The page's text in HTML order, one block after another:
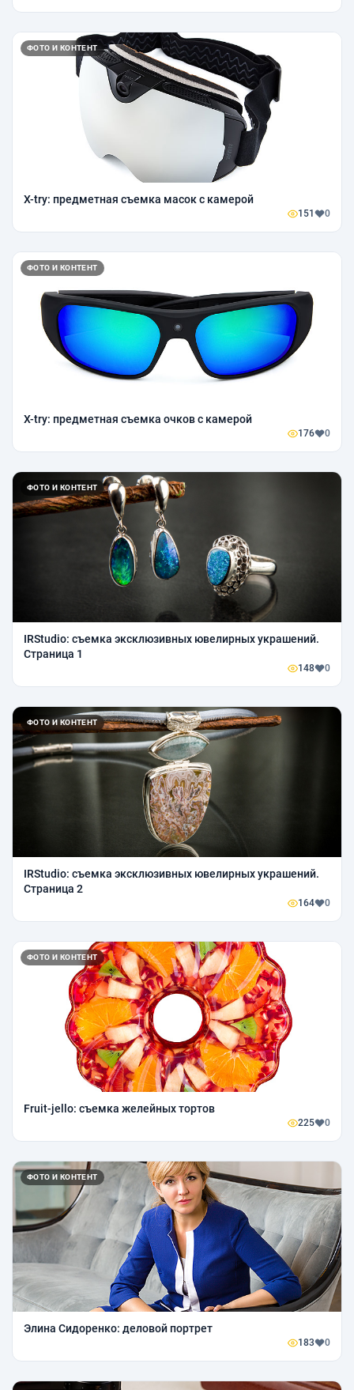
ФОТО И КОНТЕНТ
X-try: предметная съемка масок с камерой
151 0
ФОТО И КОНТЕНТ
X-try: предметная съемка очков с камерой
176 0
ФОТО И КОНТЕНТ
IRStudio: съемка эксклюзивных ювелирных украшений.
Страница 1
148 0
ФОТО И КОНТЕНТ
IRStudio: съемка эксклюзивных ювелирных украшений.
Страница 2
164 0
ФОТО И КОНТЕНТ
Fruit-jello: съемка желейных тортов
225 0
ФОТО И КОНТЕНТ
Элина Сидоренко: деловой портрет
183 0